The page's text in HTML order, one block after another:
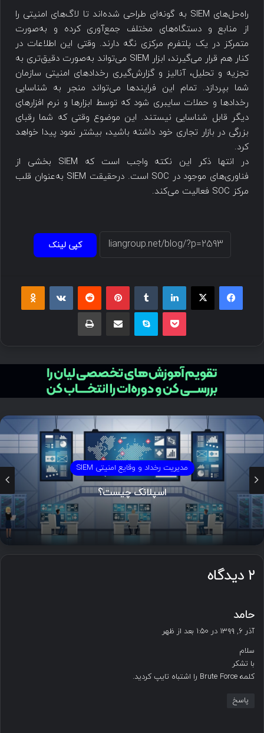
راه‌حل‌های SIEM به گونه‌ای طراحی شده‌اند تا لاگ‌های امنیتی را
از منابع و دستگاه‌های مختلف جمع‌آوری کرده و به‌صورت
متمرکز در یک پلتفرم مرکزی نگه دارند. وقتی این اطلاعات در
کنار هم قرار می‌گیرند، ابزار SIEM می‌تواند به‌صورت دقیق‌تری به
تجزیه و تحلیل، آنالیز و گزارش‌گیری رخدادهای امنیتی سازمان
شما بپردازد. تمام این فرایندها می‌تواند منجر به شناسایی
رخدادها و حملات سایبری شود که توسط ابزارها و نرم افزارهای
دیگر قابل شناسایی نیستند. این موضوع وقتی که شما رقبای
بزرگی در بازار تجاری خود داشته باشید، بیشتر نمود پیدا خواهد
کرد.
در انتها ذکر این نکته واجب است که SIEM بخشی از
فناوری‌های موجود در SOC است. درحقیقت SIEM به‌عنوان قلب
مرکز SOC فعالیت می‌کند.
کپی لینک
تست نفوذ و امنیت
۱۰ ابزار برتر SIEM | به همراه ویدیو آموزشی
۲ دیدگاه
حامد
ف
آذر ۶, ۱۳۹۹ در ۱:۵۰ بعد از ظهر
سلام
با تشکر
کلمه Brute Force را اشتباه تایپ کردید.
پاسخ